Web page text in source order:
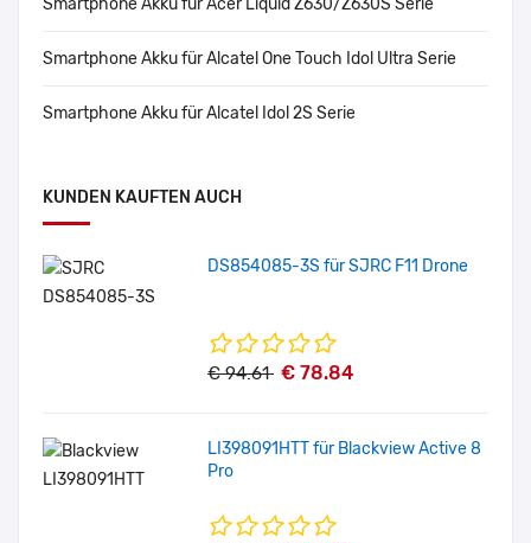
Smartphone Akku für Acer Liquid Z630/Z630S Serie
Smartphone Akku für Alcatel One Touch Idol Ultra Serie
Smartphone Akku für Alcatel Idol 2S Serie
KUNDEN KAUFTEN AUCH
DS854085-3S für SJRC F11 Drone
€ 94.61 € 78.84
LI398091HTT für Blackview Active 8
Pro